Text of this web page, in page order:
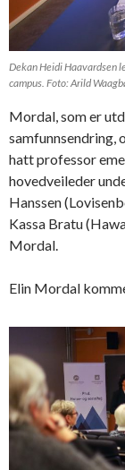
Dekan Heidi Haavardsen
campus. Foto: Arild
Mordal, som er
samfunnsendring,
hatt professor
hovedveileder
Hanssen
Kassa Bratu
Mordal.
Elin Mordal